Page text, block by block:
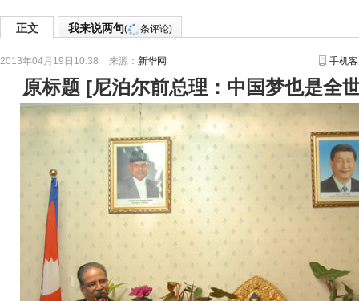
正文 我来说两句( 条评论)
2013年04月19日10:38 来源： 新华网 手机
原标题 [尼泊尔前总理：中国梦也是全